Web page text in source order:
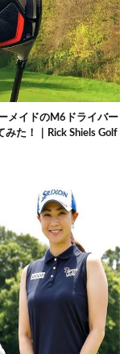
メイドのM6ドライバー
た！｜Rick Shiels Golf